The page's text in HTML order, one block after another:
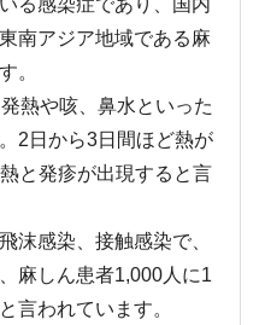
る感染症であり、国内
南アジア地域である麻
。
熱や咳、鼻水といった
2日から3日間ほど熱が
と発疹が出現すると言
沫感染、接触感染で、
麻しん患者1,000人に1
言われています。